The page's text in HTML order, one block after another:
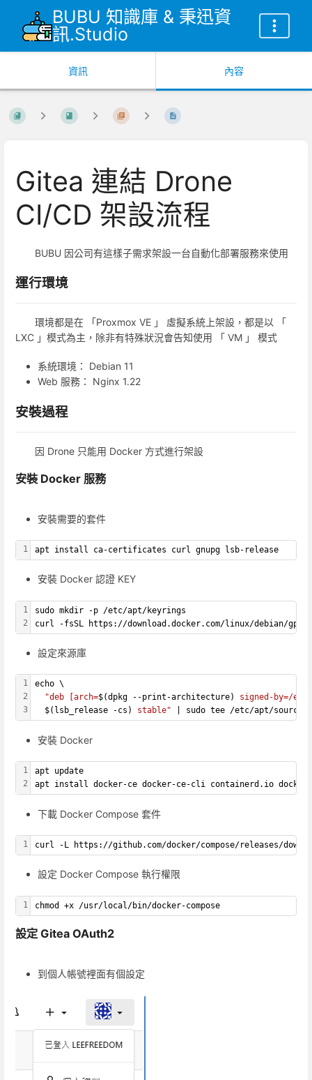
BUBU 知識庫 & 秉迅資
訊.Studio
資訊 內容
Gitea 連結 Drone
CI/CD 架設流程
BUBU 因公司有這樣子需求架設一台自動化部署服務來使用
運行環境
環境都是在 「Proxmox VE 」 虛擬系統上架設，都是以 「
LXC 」模式為主，除非有特殊狀況會告知使用 「 VM 」 模式
系統環境： Debian 11
Web 服務： Nginx 1.22
安裝過程
因 Drone 只能用 Docker 方式進行架設
安裝 Docker 服務
安裝需要的套件
1 apt install ca-certificates curl gnupg lsb-release
安裝 Docker 認證 KEY
1
2
sudo mkdir -p /etc/apt/keyrings
curl -fsSL https://download.docker.com/linux/debian/
設定來源庫
1
2
3
echo \
"deb [arch=$(dpkg --print-architecture)
signed-by=/
$(lsb_release -cs)
stable" | sudo tee /etc/apt/
安裝 Docker
1
2
apt update
apt install docker-ce docker-ce-cli containerd.io docker-
下載 Docker Compose 套件
1 curl -L https://github.com/docker/compose/releases/
設定 Docker Compose 執行權限
1 chmod +x /usr/local/bin/docker-compose
設定 Gitea OAuth2
到個人帳號裡面有個設定